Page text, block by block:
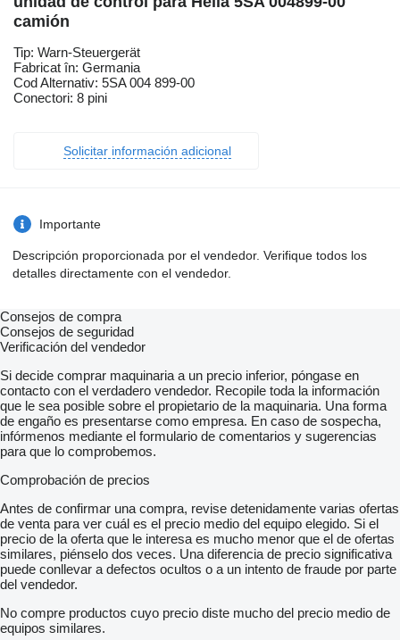
camión
Tip: Warn-Steuergerät
Fabricat în: Germania
Cod Alternativ: 5SA 004 899-00
Conectori: 8 pini
Solicitar información adicional
Importante
Descripción proporcionada por el vendedor. Verifique todos los
detalles directamente con el vendedor.
Consejos de compra
Consejos de seguridad
Verificación del vendedor
Si decide comprar maquinaria a un precio inferior, póngase en
contacto con el verdadero vendedor. Recopile toda la información
que le sea posible sobre el propietario de la maquinaria. Una forma
de engaño es presentarse como empresa. En caso de sospecha,
infórmenos mediante el formulario de comentarios y sugerencias
para que lo comprobemos.
Comprobación de precios
Antes de confirmar una compra, revise detenidamente varias ofertas
de venta para ver cuál es el precio medio del equipo elegido. Si el
precio de la oferta que le interesa es mucho menor que el de ofertas
similares, piénselo dos veces. Una diferencia de precio significativa
puede conllevar a defectos ocultos o a un intento de fraude por parte
del vendedor.
No compre productos cuyo precio diste mucho del precio medio de
equipos similares.